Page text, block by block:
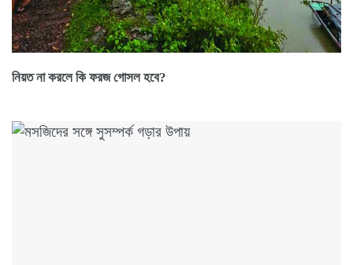
নিয়ত না করলে কি ফরজ গোসল হবে?